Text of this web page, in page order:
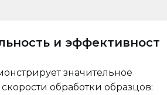
и эффективност
значительное
обработки образцов: